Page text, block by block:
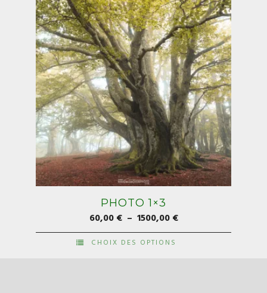
choisies
sur
la
page
du
produit
PHOTO 1×3
60,00€ – 1500,00€Plage
de
CHOIX DES OPTIONS